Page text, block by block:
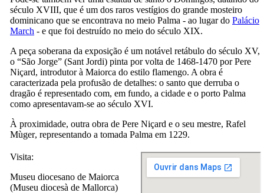
século XVIII, que é um dos raros vestígios do grande mosteiro
dominicano que se encontrava no meio Palma - ao lugar do Palácio
March - e que foi destruído no meio do século XIX.
A peça soberana da exposição é um notável retábulo do século XV,
o “São Jorge” (Sant Jordi) pinta por volta de 1468-1470 porPere
Niçard, introdutor à Maiorca do estilo flamengo. A obra é
caracterizada pela profusão de detalhes: o santo que derruba o
dragão é representado com, em fundo, a cidade e o porto Palma
como apresentavam-se ao século XVI.
À proximidade, outra obra de Pere Niçard e o seu mestre, Rafel
Mùger, representando a tomada Palma em 1229.
Visita:
Museu diocesano de Maiorca
(Museu diocesà de Mallorca)